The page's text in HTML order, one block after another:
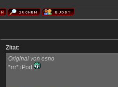
Zitat:
Original von esno
*rrr* iPod